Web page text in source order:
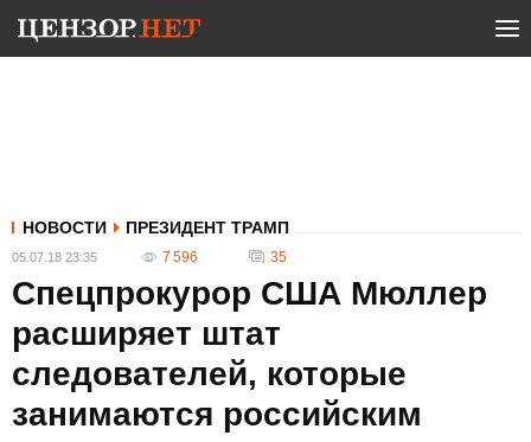
НОВОСТИ ПРЕЗИДЕНТ ТРАМП
05.07.18 23:35 7 596 35
Спецпрокурор США Мюллер
расширяет штат
следователей, которые
занимаются российским